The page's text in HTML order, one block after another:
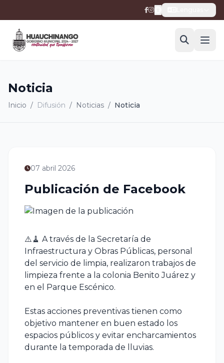
Noticia
Inicio / Difusión / Noticias / Noticia
07 abril 2026
Publicación de Facebook
⚠️🧹 A través de la Secretaría de
Infraestructura y Obras Públicas, personal
del servicio de limpia, realizaron trabajos de
limpieza frente a la colonia Benito Juárez y
en el Parque Escénico.
Estas acciones preventivas tienen como
objetivo mantener en buen estado los
espacios públicos y evitar encharcamientos
durante la temporada de lluvias.